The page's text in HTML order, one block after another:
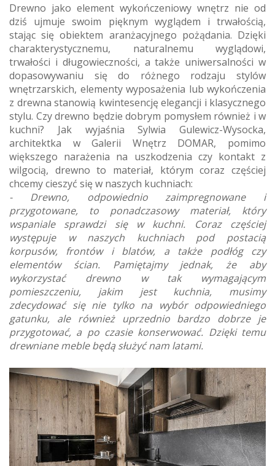
Drewno jako element wykończeniowy wnętrz nie od
dziś ujmuje swoim pięknym wyglądem i trwałością,
stając się obiektem aranżacyjnego pożądania. Dzięki
charakterystycznemu, naturalnemu wyglądowi,
trwałości i długowieczności, a także uniwersalności w
dopasowywaniu się do różnego rodzaju stylów
wnętrzarskich, elementy wyposażenia lub wykończenia
z drewna stanowią kwintesencję elegancji i klasycznego
stylu. Czy drewno będzie dobrym pomysłem również i w
kuchni? Jak wyjaśnia Sylwia Gulewicz-Wysocka,
architektka w Galerii Wnętrz DOMAR, pomimo
większego narażenia na uszkodzenia czy kontakt z
wilgocią, drewno to materiał, którym coraz częściej
chcemy cieszyć się w naszych kuchniach:
- Drewno, odpowiednio zaimpregnowane i
przygotowane, to ponadczasowy materiał, który
wspaniale sprawdzi się w kuchni. Coraz częściej
występuje w naszych kuchniach pod postacią
korpusów, frontów i blatów, a także podłóg czy
elementów ścian. Pamiętajmy jednak, że aby
wykorzystać drewno w tak wymagającym
pomieszczeniu, jakim jest kuchnia, musimy
zdecydować się nie tylko na wybór odpowiedniego
gatunku, ale również uprzednio bardzo dobrze je
przygotować, a po czasie konserwować. Dzięki temu
drewniane meble będą służyć nam latami.